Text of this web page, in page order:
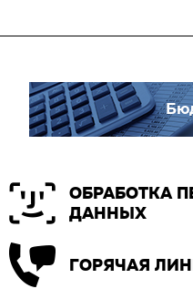
ОБРАБОТКА
ДАННЫХ
ГОРЯЧАЯ